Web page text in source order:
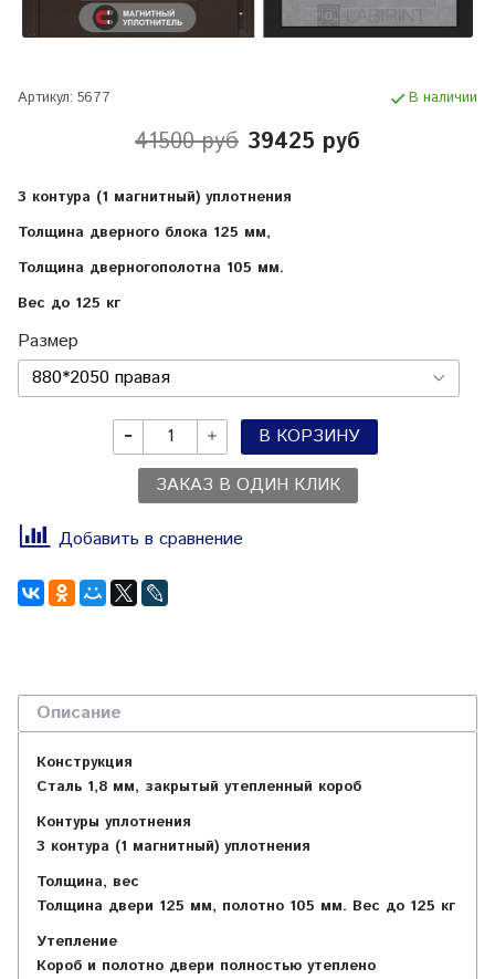
Артикул: 5677 В наличии
41500 руб 39425 руб
3 контура (1 магнитный) уплотнения
Толщина дверного блока 125 мм,
Толщина дверногополотна 105 мм.
Вес до 125 кг
Размер
В КОРЗИНУ
ЗАКАЗ В ОДИН КЛИК
Добавить в сравнение
Описание
Конструкция
Сталь 1,8 мм, закрытый утепленный короб
Контуры уплотнения
3 контура (1 магнитный) уплотнения
Толщина, вес
Толщина двери 125 мм, полотно 105 мм. Вес до 125 кг
Утепление
Короб и полотно двери полностью утеплено